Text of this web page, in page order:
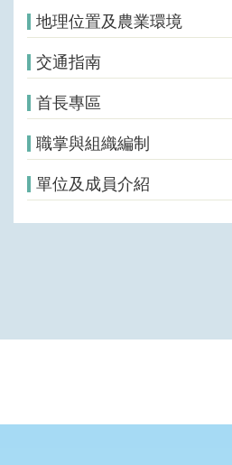
地理位置及農業環境
交通指南
首長專區
職掌與組織編制
單位及成員介紹